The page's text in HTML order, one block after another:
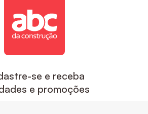
se e receba
e promoções